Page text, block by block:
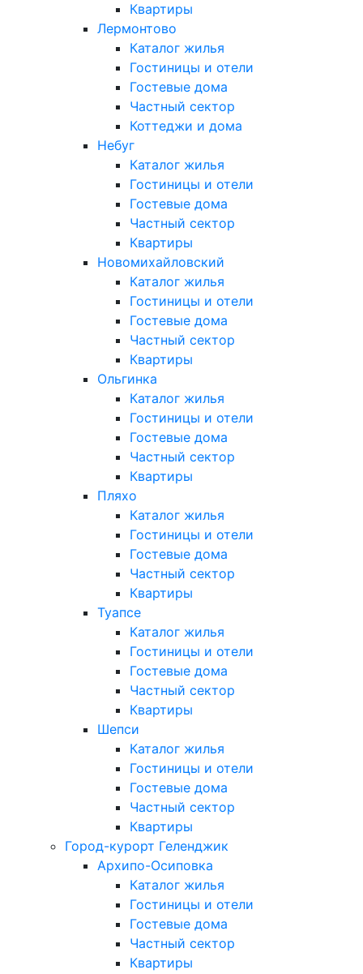
Квартиры
Лермонтово
Каталог жилья
Гостиницы и отели
Гостевые дома
Частный сектор
Коттеджи и дома
Небуг
Каталог жилья
Гостиницы и отели
Гостевые дома
Частный сектор
Квартиры
Новомихайловский
Каталог жилья
Гостиницы и отели
Гостевые дома
Частный сектор
Квартиры
Ольгинка
Каталог жилья
Гостиницы и отели
Гостевые дома
Частный сектор
Квартиры
Пляхо
Каталог жилья
Гостиницы и отели
Гостевые дома
Частный сектор
Квартиры
Туапсе
Каталог жилья
Гостиницы и отели
Гостевые дома
Частный сектор
Квартиры
Шепси
Каталог жилья
Гостиницы и отели
Гостевые дома
Частный сектор
Квартиры
Город-курорт Геленджик
Архипо-Осиповка
Каталог жилья
Гостиницы и отели
Гостевые дома
Частный сектор
Квартиры